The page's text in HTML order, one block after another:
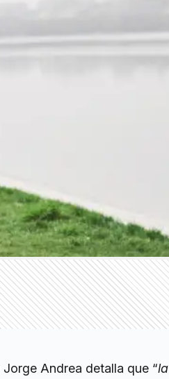
Jorge Andrea detalla que “la